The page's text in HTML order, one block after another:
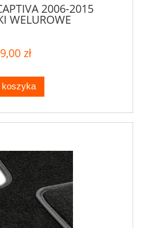
2006-2015
WELUROWE
zł
koszyka